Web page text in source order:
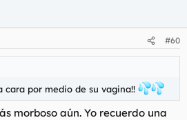
#60
cara por medio de su vagina!!
morboso aún. Yo recuerdo una